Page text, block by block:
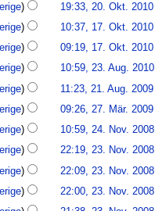
19:33, 20. Okt. 2010‎
10:37, 17. Okt. 2010‎
09:19, 17. Okt. 2010‎
10:59, 23. Aug. 2010‎
11:23, 21. Aug. 2009‎
09:26, 27. Mär. 2009‎
10:59, 24. Nov. 2008‎
22:19, 23. Nov. 2008‎
22:09, 23. Nov. 2008‎
22:00, 23. Nov. 2008‎